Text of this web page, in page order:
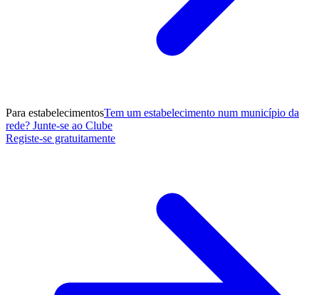
Para estabelecimentosTem um estabelecimento num município da
rede? Junte-se ao Clube
Registe-se gratuitamente